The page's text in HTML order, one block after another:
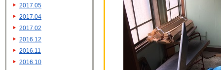
2017.05
2017.04
2017.02
2016.12
2016.11
2016.10